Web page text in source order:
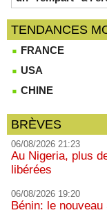
TENDANCES
FRANCE
USA
CHINE
BRÈVES
06/08/2026 21:23
Au Nigeria, plus
libérées
06/08/2026 19:20
Bénin: le